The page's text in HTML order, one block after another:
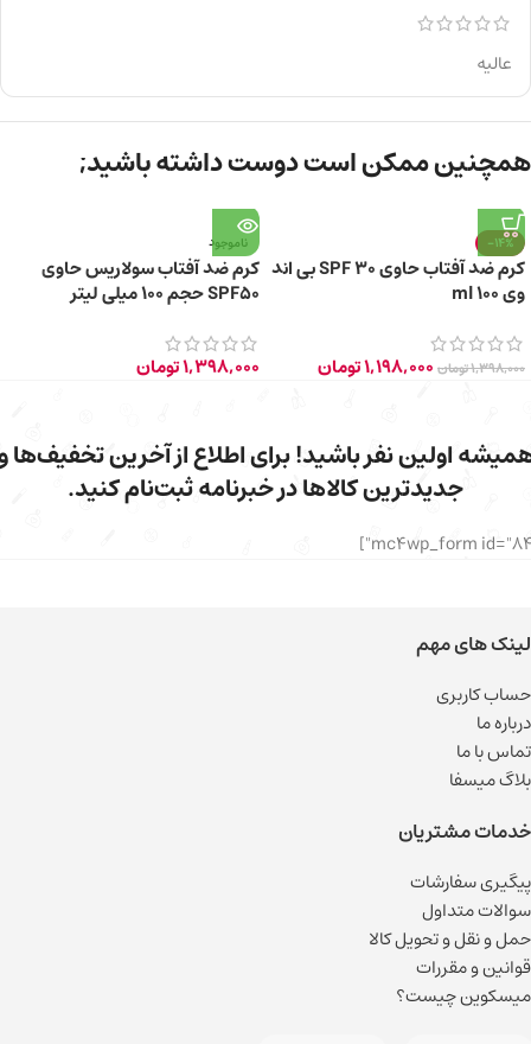
عالیه
همچنین ممکن است دوست داشته باشید;
-14%
کرم ضد آفتاب حاوی SPF 30 بی اند
وی 100 ml
1,398,000تومان 1,198,000تومان
ناموجود
کرم ضد آفتاب سولاریس حاوی
SPF50 حجم ۱۰۰ میلی لیتر
1,398,000تومان
اولین نفر باشید! برای اطلاع از آخرین تخفیف‌ها
جدیدترین کالاها در خبرنامه ثبت‌نام کنید.
لینک های مهم
حساب کاربری
درباره ما
تماس با ما
بلاگ میسفا
خدمات مشتریان
پیگیری سفارشات
سوالات متداول
حمل و نقل و تحویل کالا
قوانین و مقررات
میسکوین چیست؟